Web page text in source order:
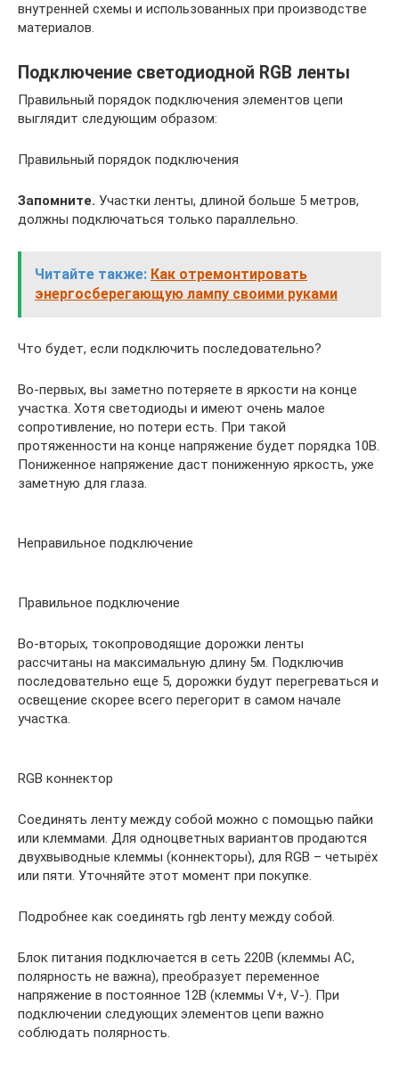
внутренней схемы и использованных при производстве
материалов.
Подключение светодиодной RGB ленты
Правильный порядок подключения элементов цепи
выглядит следующим образом:
Правильный порядок подключения
Запомните. Участки ленты, длиной больше 5 метров,
должны подключаться только параллельно.
Читайте также: Как отремонтировать
энергосберегающую лампу своими руками
Что будет, если подключить последовательно?
Во-первых, вы заметно потеряете в яркости на конце
участка. Хотя светодиоды и имеют очень малое
сопротивление, но потери есть. При такой
протяженности на конце напряжение будет порядка 10В.
Пониженное напряжение даст пониженную яркость, уже
заметную для глаза.
Неправильное подключение
Правильное подключение
Во-вторых, токопроводящие дорожки ленты
рассчитаны на максимальную длину 5м. Подключив
последовательно еще 5, дорожки будут перегреваться и
освещение скорее всего перегорит в самом начале
участка.
RGB коннектор
Соединять ленту между собой можно с помощью пайки
или клеммами. Для одноцветных вариантов продаются
двухвыводные клеммы (коннекторы), для RGB – четырёх
или пяти. Уточняйте этот момент при покупке.
Подробнее как соединять rgb ленту между собой.
Блок питания подключается в сеть 220В (клеммы AC,
полярность не важна), преобразует переменное
напряжение в постоянное 12В (клеммы V+, V-). При
подключении следующих элементов цепи важно
соблюдать полярность.